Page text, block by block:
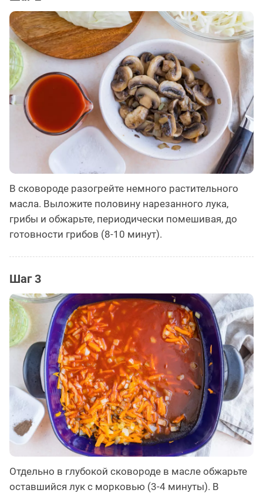
В сковороде разогрейте немного растительного
масла. Выложите половину нарезанного лука,
грибы и обжарьте, периодически помешивая, до
готовности грибов (8-10 минут).
Шаг 3
Отдельно в глубокой сковороде в масле обжарьте
оставшийся лук с морковью (3-4 минуты). В